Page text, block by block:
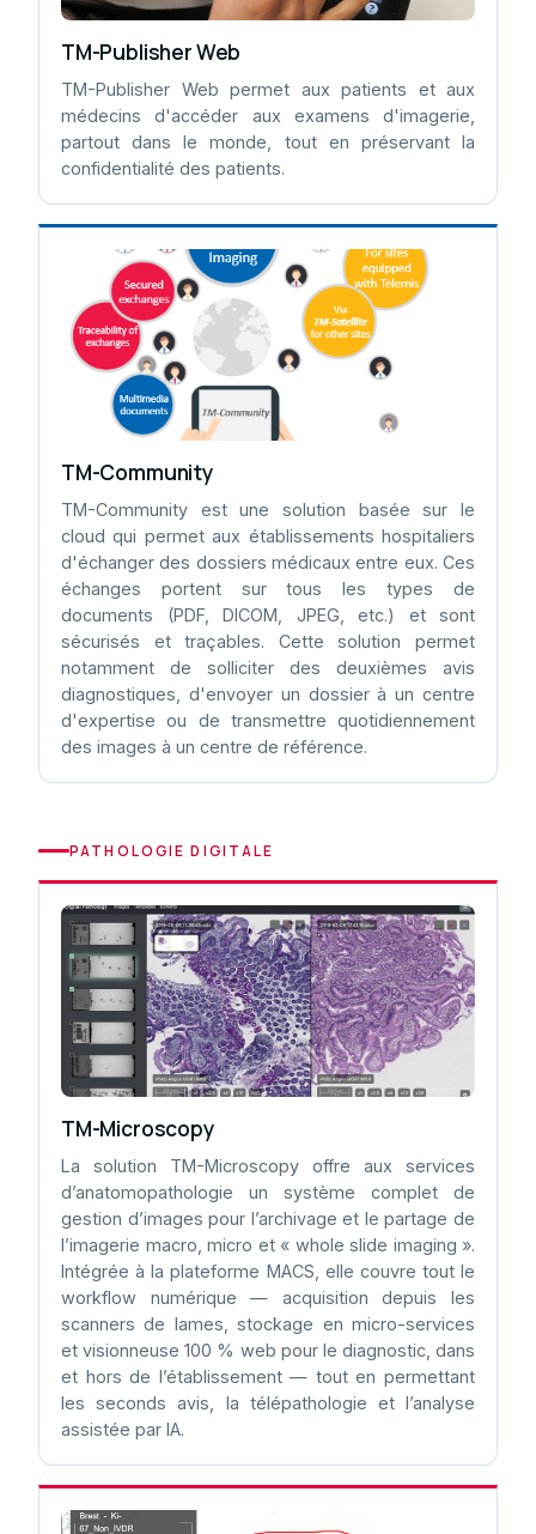
TM-Publisher Web
TM-Publisher Web permet aux patients et aux
médecins d'accéder aux examens d'imagerie,
partout dans le monde, tout en préservant la
confidentialité des patients.
TM-Community
TM-Community est une solution basée sur le
cloud qui permet aux établissements hospitaliers
d'échanger des dossiers médicaux entre eux. Ces
échanges portent sur tous les types de
documents (PDF, DICOM, JPEG, etc.) et sont
sécurisés et traçables. Cette solution permet
notamment de solliciter des deuxièmes avis
diagnostiques, d'envoyer un dossier à un centre
d'expertise ou de transmettre quotidiennement
des images à un centre de référence.
PATHOLOGIE DIGITALE
TM-Microscopy
La solution TM-Microscopy offre aux services
d’anatomopathologie un système complet de
gestion d’images pour l’archivage et le partage de
l’imagerie macro, micro et « whole slide imaging ».
Intégrée à la plateforme MACS, elle couvre tout le
workflow numérique — acquisition depuis les
scanners de lames, stockage en micro-services
et visionneuse 100 % web pour le diagnostic, dans
et hors de l’établissement — tout en permettant
les seconds avis, la télépathologie et l’analyse
assistée par IA.